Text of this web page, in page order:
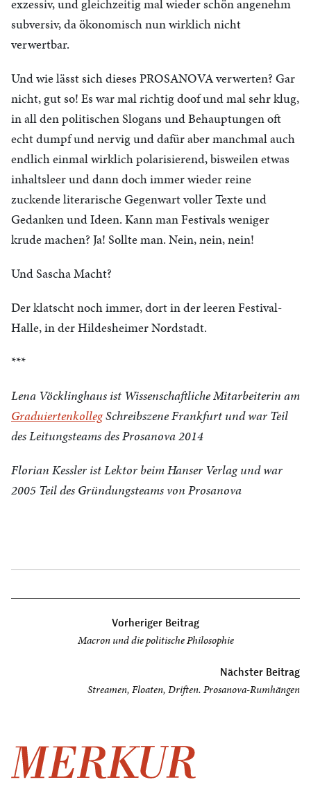
exzessiv, und gleichzeitig mal wieder schön angenehm
subversiv, da ökonomisch nun wirklich nicht
verwertbar.
Und wie lässt sich dieses PROSANOVA verwerten? Gar
nicht, gut so! Es war mal richtig doof und mal sehr klug,
in all den politischen Slogans und Behauptungen oft
echt dumpf und nervig und dafür aber manchmal auch
endlich einmal wirklich polarisierend, bisweilen etwas
inhaltsleer und dann doch immer wieder reine
zuckende literarische Gegenwart voller Texte und
Gedanken und Ideen. Kann man Festivals weniger
krude machen? Ja! Sollte man. Nein, nein, nein!
Und Sascha Macht?
Der klatscht noch immer, dort in der leeren Festival-
Halle, in der Hildesheimer Nordstadt.
***
Lena Vöcklinghaus ist Wissenschaftliche Mitarbeiterin am
GraduiertenkollegSchreibszene Frankfurt und war Teil
des Leitungsteams des Prosanova 2014
Florian Kessler ist Lektor beim Hanser Verlag und war
2005 Teil des Gründungsteams von Prosanova
Vorheriger Beitrag
Macron und die politische Philosophie
Nächster Beitrag
Streamen, Floaten, Driften. Prosanova-Rumhängen